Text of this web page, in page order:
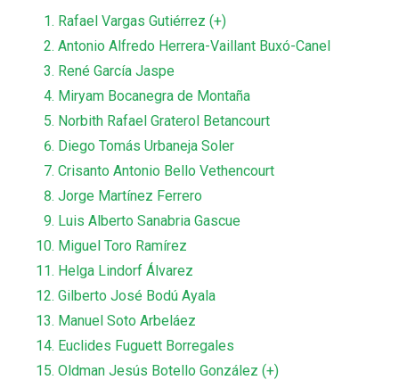
Rafael Vargas Gutiérrez (+)
Antonio Alfredo Herrera-Vaillant Buxó-Canel
René García Jaspe
Miryam Bocanegra de Montaña
Norbith Rafael Graterol Betancourt
Diego Tomás Urbaneja Soler
Crisanto Antonio Bello Vethencourt
Jorge Martínez Ferrero
Luis Alberto Sanabria Gascue
Miguel Toro Ramírez
Helga Lindorf Álvarez
Gilberto José Bodú Ayala
Manuel Soto Arbeláez
Euclides Fuguett Borregales
Oldman Jesús Botello González (+)